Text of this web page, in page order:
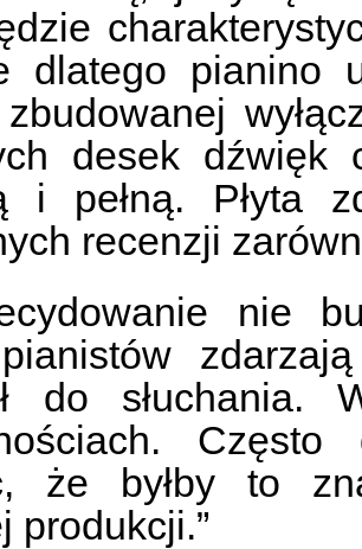
dlatego pianino
desek dźwięk
i pełną. Płyta
recenzji
nie
do
że byłby to
produkcji.”